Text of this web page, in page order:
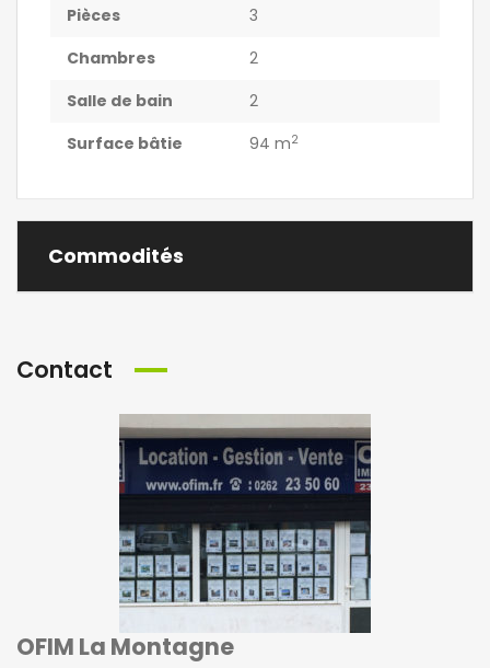
Pièces
3
Chambres
2
Salle de bain
2
Surface bâtie
94 m2
Commodités
Contact
OFIM La Montagne